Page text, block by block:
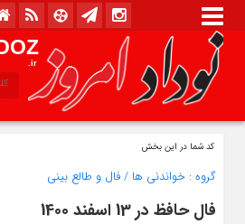
.ir
کد شما در این بخش
گروه : خواندنی ها /فال و طالع بینی
فال حافظ در 13 اسفند 1400